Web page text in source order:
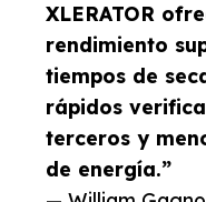
XLERATOR
rendimiento
tiempos de
rápidos
terceros y
de energía.”